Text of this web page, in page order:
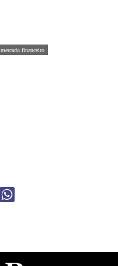
mercado financeiro